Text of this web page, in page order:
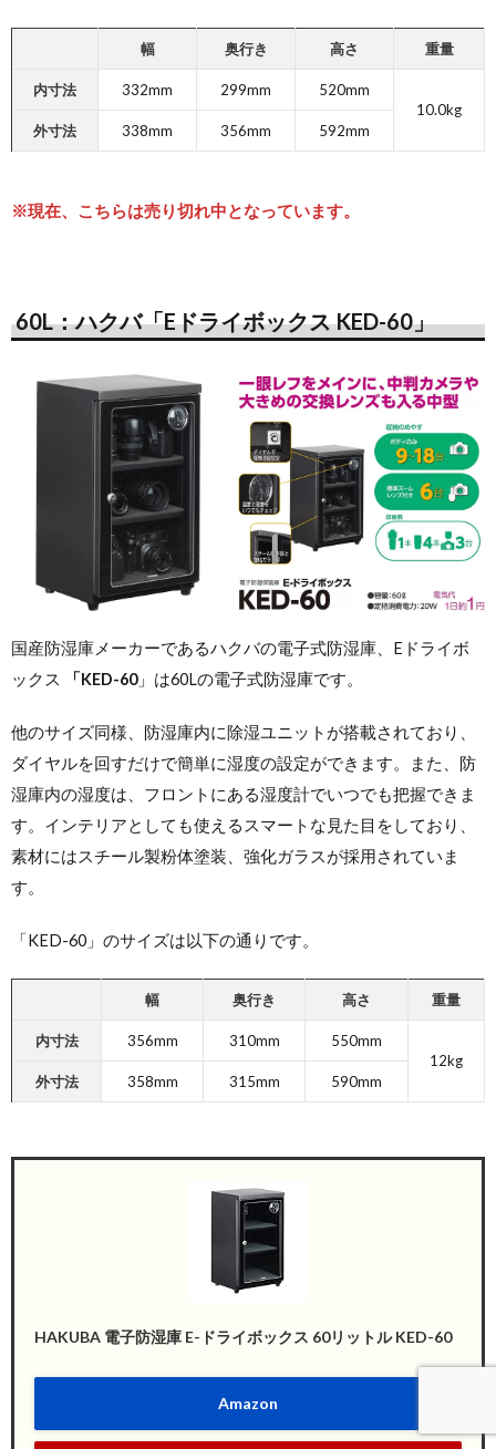
幅 奥行き 高さ 重量
内寸法 332mm 299mm
520mm
10.0kg
外寸法
338mm 356mm 592mm
※現在、こちらは売り切れ中となっています。
60L：ハクバ「Eドライボックス KED-60」
国産防湿庫メーカーであるハクバの電子式防湿庫、 Eドライボ
ックス
「KED-60」は60Lの電子式防湿庫です。
他のサイズ同様、防湿庫内に除湿ユニットが搭載されており、
ダイヤルを回すだけで簡単に湿度の設定ができます。また、防
湿庫内の湿度は、フロントにある湿度計でいつでも把握できま
す。インテリアとしても使えるスマートな見た目をしており、
素材にはスチール製粉体塗装、強化ガラスが採用されていま
す。
「KED-60」のサイズは以下の通りです。
幅 奥行き 高さ 重量
内寸法 356mm 310mm
550mm
12kg
外寸法
358mm 315mm 590mm
HAKUBA 電子防湿庫 E-ドライボックス 60リットル KED-60
Amazon